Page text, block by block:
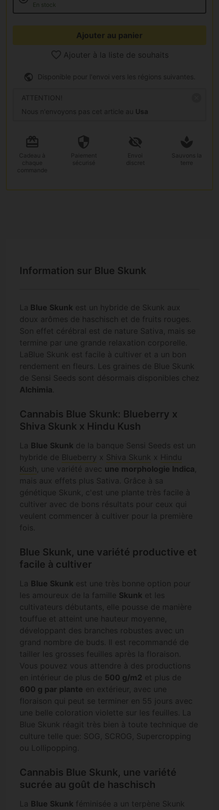
En stock
Ajouter au panier
Ajouter à la liste de souhaits
Disponible pour l'envoi vers les régions suivantes.
ATTENTION!
Nous n'envoyons pas cet article au Usa
Cadeau à
chaque
commande
Paiement
sécurisé
Envoi
discret
Sauvons la
terre
Information sur Blue Skunk
La Blue Skunk est un hybride de Skunk aux
doux arômes de haschisch et de fruits rouges.
Son effet cérébral est de nature Sativa, mais se
termine par une grande relaxation corporelle.
LaBlue Skunk est facile à cultiver et a un bon
rendement en fleurs. Les graines de Blue Skunk
de Sensi Seeds sont désormais disponibles chez
Alchimia
Cannabis Blue Skunk: Blueberry x
Shiva Skunk x Hindu Kush
La Blue Skunk de la banque Sensi Seeds est un
hybride de Blueberry x Shiva Skunk x Hindu
Kush , une variété avec une morphologie Indica
mais aux effets plus Sativa. Grâce à sa
génétique Skunk, c'est une plante très facile à
cultiver avec de bons résultats pour ceux qui
veulent commencer à cultiver pour la première
fois.
Blue Skunk, une variété productive et
facile à cultiver
La Blue Skunk est une très bonne option pour
les amoureux de la famille Skunk et les
cultivateurs débutants, elle pousse de manière
touffue et atteint une hauteur moyenne,
développant des branches robustes avec un
grand nombre de buds. Il est recommandé de
tailler les grosses feuilles après la floraison.
Vous pouvez vous attendre à des productions
en intérieur de plus de 500 g/m2 et plus de
600 g par plante en extérieur, avec une
floraison qui peut se terminer en 55 jours avec
une belle coloration violette sur les feuilles. La
Blue Skunk réagit très bien à toute technique de
culture telle que: SOG, SCROG, Supercropping
ou Lollipopping.
Cannabis Blue Skunk, une variété
sucrée au goût de haschisch
La Blue Skunk féminisée a un terpène Skunk